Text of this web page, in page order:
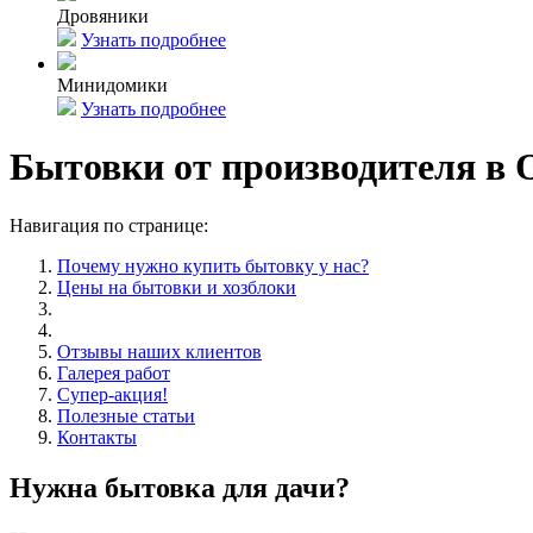
Дровяники
Узнать подробнее
Минидомики
Узнать подробнее
Бытовки от производителя в
Навигация по странице:
Почему нужно купить бытовку у нас?
Цены на бытовки и хозблоки
Отзывы наших клиентов
Галерея работ
Супер-акция!
Полезные статьи
Контакты
Нужна бытовка для дачи?